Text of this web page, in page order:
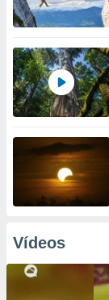
Vídeos